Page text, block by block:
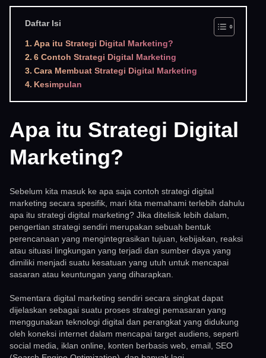
Daftar Isi
Apa itu Strategi Digital Marketing?
6 Contoh Strategi Digital Marketing
Cara Membuat Strategi Digital Marketing
Kesimpulan
Apa itu Strategi Digital
Marketing?
Sebelum kita masuk ke apa saja contoh strategi digital
marketing secara spesifik, mari kita memahami terlebih dahulu
apa itu strategi digital marketing? Jika ditelisik lebih dalam,
pengertian strategi sendiri merupakan sebuah bentuk
perencanaan yang mengintegrasikan tujuan, kebijakan, reaksi
atau situasi lingkungan yang terjadi dan sumber daya yang
dimiliki menjadi suatu kesatuan yang utuh untuk mencapai
sasaran atau keuntungan yang diharapkan.
Sementara digital marketing sendiri secara singkat dapat
dijelaskan sebagai suatu proses strategi pemasaran yang
menggunakan teknologi digital dan perangkat yang didukung
oleh koneksi internet dalam mencapai target audiens, seperti
social media, iklan online, konten berbasis web, email, SEO